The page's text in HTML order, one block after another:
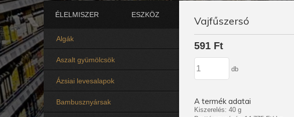
ÉLELMISZER ESZKÖZ
Algák
Aszalt gyümölcsök
Ázsiai levesalapok
Bambusznyársak
Vajfűszersó
591 Ft
db
A termék adatai
Kiszerelés: 40 g